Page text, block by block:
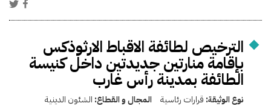
الترخيص لطائفة الاقباط الارثوذكس
بإقامة منارتين جديدتين داخل كنيسة
الطائفة بمدينة رأس غارب
نوع الوثيقة: قرارات رئاسية المجال و القطاع: الشئون الدينية